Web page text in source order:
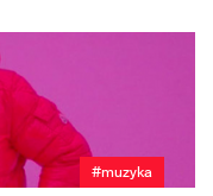
#muzyka